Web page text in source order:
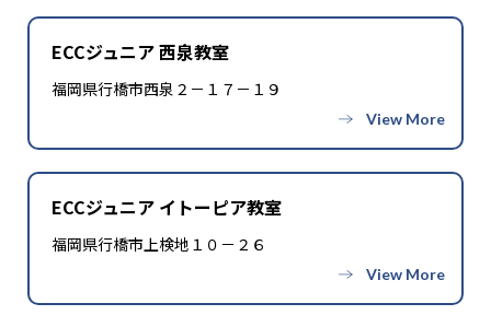
ECCジュニア 西泉教室
福岡県行橋市西泉２－１７－１９
ECCジュニア イトーピア教室
福岡県行橋市上検地１０－２６